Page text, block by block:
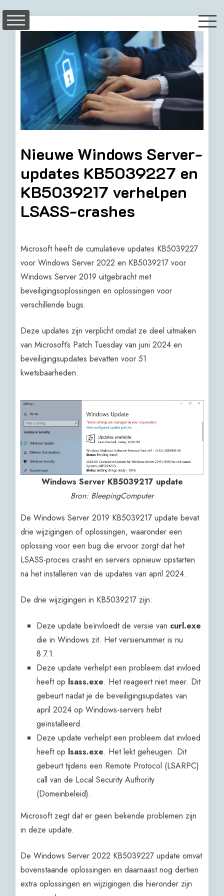
content
Nieuwe Windows Server-
updates KB5039227 en
KB5039217 verhelpen
LSASS-crashes
Microsoft heeft de cumulatieve updates KB5039227
voor Windows Server 2022 en KB5039217 voor
Windows Server 2019 uitgebracht met
beveiligingsoplossingen en oplossingen voor
verschillende bugs.
Deze updates zijn verplicht omdat ze deel uitmaken
van Microsoft’s Patch Tuesday van juni 2024 en
beveiligingsupdates bevatten voor 51
kwetsbaarheden.
Windows Server KB5039217 update
Bron: BleepingComputer
De Windows Server 2019 KB5039217 update bevat
drie wijzigingen of oplossingen, waaronder een
oplossing voor een bug die ervoor zorgt dat het
LSASS-proces crasht en servers opnieuw opstarten
na het installeren van de updates van april 2024.
De drie wijzigingen in KB5039217 zijn:
Deze update beïnvloedt de versie van curl.exe
die in Windows zit. Het versienummer is nu
8.7.1.
Deze update verhelpt een probleem dat invloed
heeft op lsass.exe. Het reageert niet meer. Dit
gebeurt nadat je de beveiligingsupdates van
april 2024 op Windows-servers hebt
geïnstalleerd.
Deze update verhelpt een probleem dat invloed
heeft op lsass.exe. Het lekt geheugen. Dit
gebeurt tijdens een Remote Protocol (LSARPC)
call van de Local Security Authority
(Domeinbeleid).
Microsoft zegt dat er geen bekende problemen zijn
in deze update.
De Windows Server 2022 KB5039227 update omvat
bovenstaande oplossingen en daarnaast nog dertien
extra oplossingen en wijzigingen die hieronder zijn